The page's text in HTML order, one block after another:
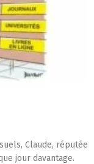
Claude, réputée
jour davantage.